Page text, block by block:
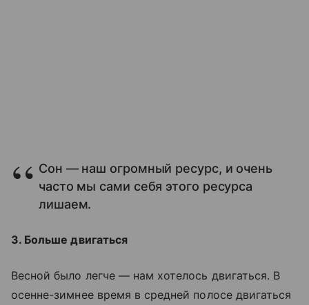
Сон — наш огромный ресурс, и очень
часто мы сами себя этого ресурса
лишаем.
3. Больше двигаться
Весной было легче — нам хотелось двигаться. В
осенне-зимнее время в средней полосе двигаться